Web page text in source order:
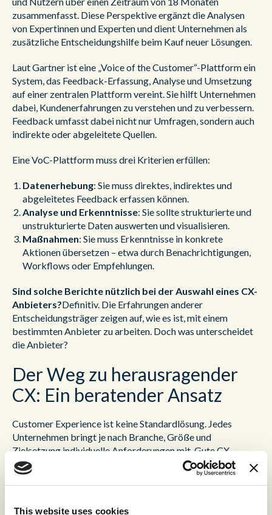
This website uses cookies
zusammenfasst. Diese Perspektive ergänzt die Analysen
von Expertinnen und Experten und dient Unternehmen als
zusätzliche Entscheidungshilfe beim Kauf neuer Lösungen.
Laut Gartner ist eine „Voice of the Customer“-Plattform ein
System, das Feedback-Erfassung, Analyse und Umsetzung
auf einer zentralen Plattform vereint. Sie hilft Unternehmen
dabei, Kundenerfahrungen zu verstehen und zu verbessern.
Feedback umfasst dabei nicht nur Umfragen, sondern auch
indirekte oder abgeleitete Quellen.
Eine VoC-Plattform muss drei Kriterien erfüllen:
Datenerhebung: Sie muss direktes, indirektes und
abgeleitetes Feedback erfassen können.
Analyse und Erkenntnisse: Sie sollte strukturierte und
unstrukturierte Daten auswerten und visualisieren.
Maßnahmen: Sie muss Erkenntnisse in konkrete
Aktionen übersetzen – etwa durch Benachrichtigungen,
Workflows oder Empfehlungen.
Sind solche Berichte nützlich bei der Auswahl eines CX-
Anbieters?Definitiv. Die Erfahrungen anderer
Entscheidungsträger zeigen auf, wie es ist, mit einem
bestimmten Anbieter zu arbeiten. Doch was unterscheidet
die Anbieter?
Der Weg zu herausragender
CX: Ein beratender Ansatz
Customer Experience ist keine Standardlösung. Jedes
Unternehmen bringt je nach Branche, Größe und
Zielsetzung individuelle Anforderungen mit. Gute CX-
Anbieter gehen daher zunächst in die Beratung: Sie
analysieren gemeinsam mit dem Kunden die